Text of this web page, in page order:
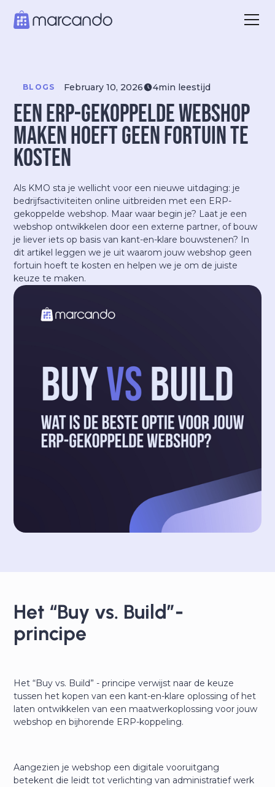
BLOGS February 10, 2026 4min leestijd
Een ERP-gekoppelde webshop
maken hoeft geen fortuin te
kosten
Als KMO sta je wellicht voor een nieuwe uitdaging: je
bedrijfsactiviteiten online uitbreiden met een ERP-
gekoppelde webshop. Maar waar begin je? Laat je een
webshop ontwikkelen door een externe partner, of bouw
je liever iets op basis van kant-en-klare bouwstenen? In
dit artikel leggen we je uit waarom jouw webshop geen
fortuin hoeft te kosten en helpen we je om de juiste
keuze te maken.‍
Het “Buy vs. Build”-
principe
Het “Buy vs. Build” - principe verwijst naar de keuze
tussen het kopen van een kant-en-klare oplossing of het
laten ontwikkelen van een maatwerkoplossing voor jouw
webshop en bijhorende ERP-koppeling.
Aangezien je webshop een digitale vooruitgang
betekent die leidt tot verlichting van administratief werk